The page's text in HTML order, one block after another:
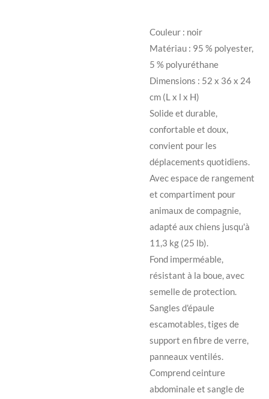
Couleur : noir
Matériau : 95 % polyester,
5 % polyuréthane
Dimensions : 52 x 36 x 24
cm (L x l x H)
Solide et durable,
confortable et doux,
convient pour les
déplacements quotidiens.
Avec espace de rangement
et compartiment pour
animaux de compagnie,
adapté aux chiens jusqu'à
11,3 kg (25 lb).
Fond imperméable,
résistant à la boue, avec
semelle de protection.
Sangles d'épaule
escamotables, tiges de
support en fibre de verre,
panneaux ventilés.
Comprend ceinture
abdominale et sangle de